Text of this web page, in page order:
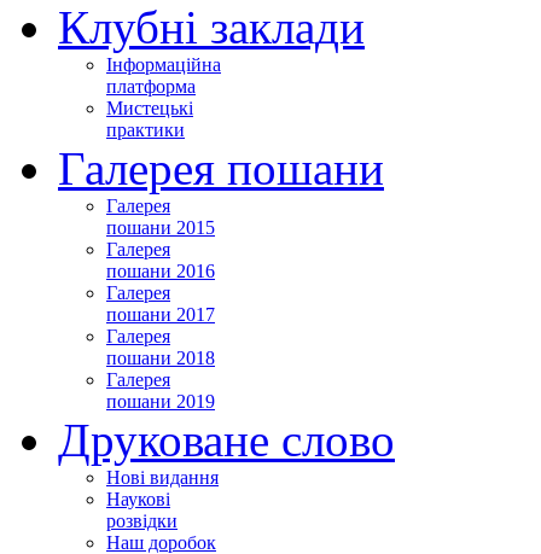
Клубні заклади
Інформаційна
платформа
Мистецькі
практики
Галерея пошани
Галерея
пошани 2015
Галерея
пошани 2016
Галерея
пошани 2017
Галерея
пошани 2018
Галерея
пошани 2019
Друковане слово
Нові видання
Наукові
розвідки
Наш доробок